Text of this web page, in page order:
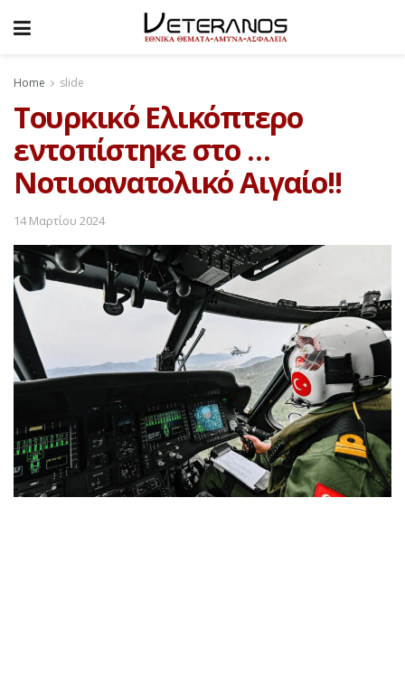
Home slide
Τουρκικό Ελικόπτερο
εντοπίστηκε στο …
Νοτιοανατολικό Αιγαίο!!
14 Μαρτίου 2024